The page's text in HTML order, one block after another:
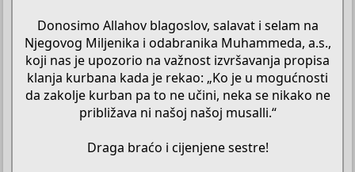
Donosimo Allahov blagoslov, salavat i selam na
Njegovog Miljenika i odabranika Muhammeda, a.s.,
koji nas je upozorio na važnost izvršavanja propisa
klanja kurbana kada je rekao: „Ko je u mogućnosti
da zakolje kurban pa to ne učini, neka se nikako ne
približava ni našoj našoj musalli.“
Draga braćo i cijenjene sestre!